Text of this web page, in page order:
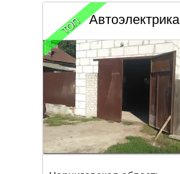
Автоэлектрика
ТОП